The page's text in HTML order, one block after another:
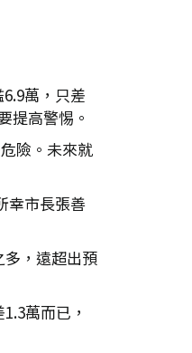
萬，只差
提高警惕。
險。未來就
幸市長張善
，遠超出預
萬而已，